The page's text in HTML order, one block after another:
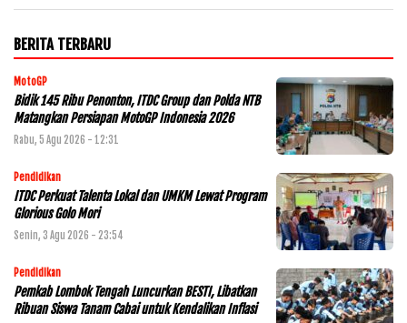
BERITA TERBARU
MotoGP
Bidik 145 Ribu Penonton, ITDC Group dan Polda NTB
Matangkan Persiapan MotoGP Indonesia 2026
Rabu, 5 Agu 2026 - 12:31
Pendidikan
ITDC Perkuat Talenta Lokal dan UMKM Lewat Program
Glorious Golo Mori
Senin, 3 Agu 2026 - 23:54
Pendidikan
Pemkab Lombok Tengah Luncurkan BESTI, Libatkan
Ribuan Siswa Tanam Cabai untuk Kendalikan Inflasi